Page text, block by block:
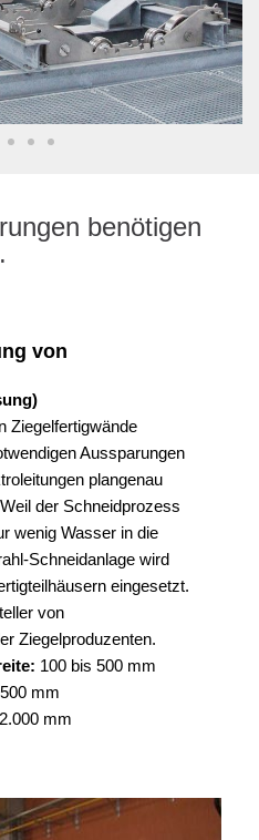
benötigen
von
Ziegelfertigwände
Aussparungen
plangenau
der Schneidprozess
wenig Wasser in die
Schneidanlage wird
eingesetzt.
von
Ziegelproduzenten.
100 bis 500 mm
mm
mm